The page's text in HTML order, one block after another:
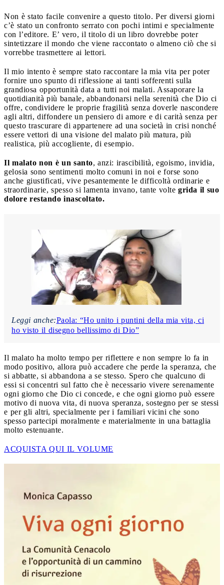
Non è stato facile convenire a questo titolo. Per diversi giorni
c’è stato un confronto serrato con pochi intimi e specialmente
con l’editore. E’ vero, il titolo di un libro dovrebbe poter
sintetizzare il mondo che viene raccontato o almeno ciò che si
vorrebbe trasmettere ai lettori.
Il mio intento è sempre stato raccontare la mia vita per poter
fornire uno spunto di riflessione ai tanti sofferenti sulla
grandiosa opportunità data a tutti noi malati. Assaporare la
quotidianità più banale, abbandonarsi nella serenità che Dio ci
offre, condividere le proprie fragilità senza doverle nascondere
agli altri, diffondere un pensiero di amore e di carità senza per
questo trascurare di appartenere ad una società in crisi nonché
essere vettori di una visione del malato più matura, più
realistica, più accogliente, di esempio.
Il malato non è un santo, anzi: irascibilità, egoismo, invidia,
gelosia sono sentimenti molto comuni in noi e forse sono
anche giustificati, vive pesantemente le difficoltà ordinarie e
straordinarie, spesso si lamenta invano, tante volte grida il suo
dolore restando inascoltato.
Leggi anche:Paola: “Ho unito i puntini della mia vita, ci
ho visto il disegno bellissimo di Dio”
Il malato ha molto tempo per riflettere e non sempre lo fa in
modo positivo, allora può accadere che perde la speranza, che
si abbatte, si abbandona a se stesso. Spero che qualcuno di
essi si concentri sul fatto che è necessario vivere serenamente
ogni giorno che Dio ci concede, e che ogni giorno può essere
motivo di nuova vita, di nuova speranza, sostegno per se stessi
e per gli altri, specialmente per i familiari vicini che sono
spesso partecipi moralmente e materialmente in una battaglia
molto estenuante.
ACQUISTA QUI IL VOLUME